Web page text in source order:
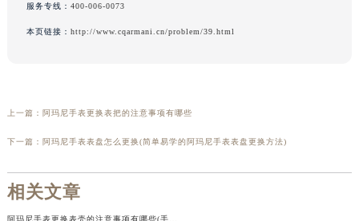
服务专线： 400-006-0073
本页链接： http://www.cqarmani.cn/problem/39.html
上一篇： 阿玛尼手表更换表把的注意事项有哪些
下一篇： 阿玛尼手表表盘怎么更换(简单易学的阿玛尼手表表盘更换方法)
相关文章